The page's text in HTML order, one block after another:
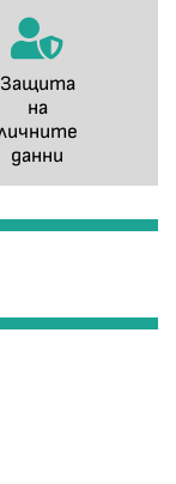
Защита
на
данни